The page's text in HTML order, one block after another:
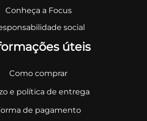
Conheça a Focus
social
úteis
Como comprar
e política de entrega
de pagamento